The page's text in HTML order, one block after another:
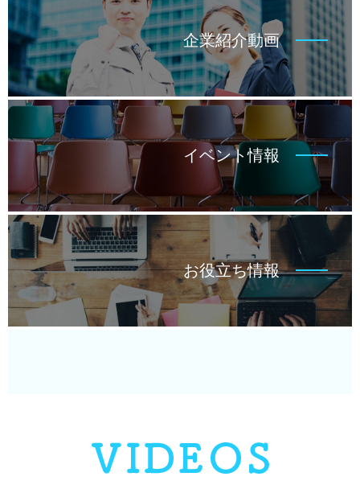
企業紹介動画
イベント情報
お役立ち情報